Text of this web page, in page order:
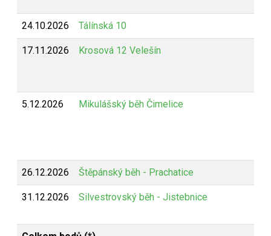
24.10.2026 Tálínská 10
17.11.2026 Krosová 12 Velešín
5.12.2026 Mikulášský běh Čimelice
26.12.2026 Štěpánský běh - Prachatice
31.12.2026 Silvestrovský běh - Jistebnice